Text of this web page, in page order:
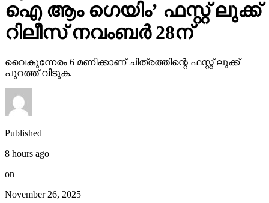
ഐ ആം ഗെയിം’ ഫസ്റ്റ് ലുക്ക്
റിലീസ് നവംബര്‍ 28ന്
വൈകുന്നേരം 6 മണിക്കാണ് ചിത്രത്തിന്റെ ഫസ്റ്റ് ലുക്ക്
പുറത്ത് വിടുക.
Published
8 hours ago
on
November 26, 2025